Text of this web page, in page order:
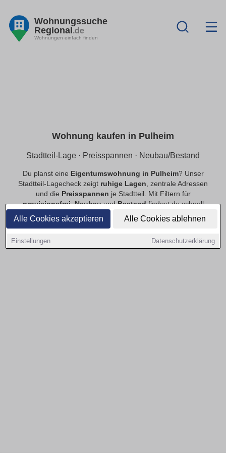
Alle Cookies akzeptieren Alle Cookies ablehnen
Einstellungen Datenschutzerklärung
Wohnungssuche
Regional.de
Wohnungen einfach finden
Wohnung kaufen in Pulheim
Stadtteil-Lage · Preisspannen · Neubau/Bestand
Du planst eine Eigentumswohnung in Pulheim? Unser
Stadtteil-Lagecheck zeigt ruhige Lagen , zentrale Adressen
und die Preisspannen je Stadtteil. Mit Filtern für
provisionsfrei,NeubauundBestandfindest du schnell
passende Angebote.